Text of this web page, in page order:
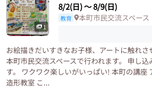
1
8/2(日)〜8/9(日)
教育 本町市民交流スペース
お絵描きだいすきなお子様、アートに触れさ
本町市民交流スペースで行われます。 申し
す。 ワクワク楽しいがいっぱい! 本町の講座
造形教室 こ...